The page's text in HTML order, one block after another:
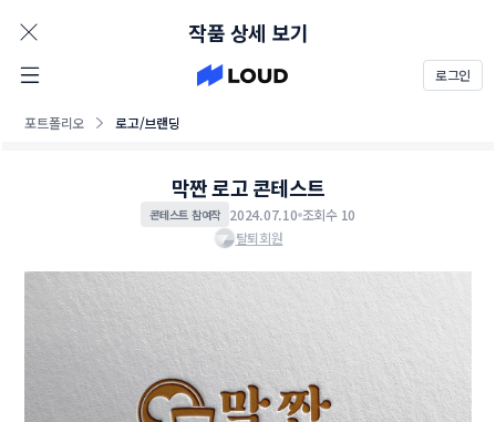
로그인
포트폴리오 로고/브랜딩
작품 상세 보기
막짠 로고 콘테스트
콘테스트 참여작 2024.07.10 조회수 10
탈퇴회원